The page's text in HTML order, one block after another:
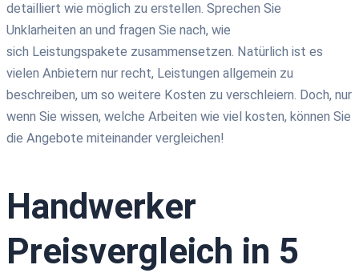
detailliert wie möglich zu erstellen. Sprechen Sie
Unklarheiten an und fragen Sie nach, wie
sich Leistungspakete zusammensetzen. Natürlich ist es
vielen Anbietern nur recht, Leistungen allgemein zu
beschreiben, um so weitere Kosten zu verschleiern. Doch, nur
wenn Sie wissen, welche Arbeiten wie viel kosten, können Sie
die Angebote miteinander vergleichen!
Handwerker
Preisvergleich in 5